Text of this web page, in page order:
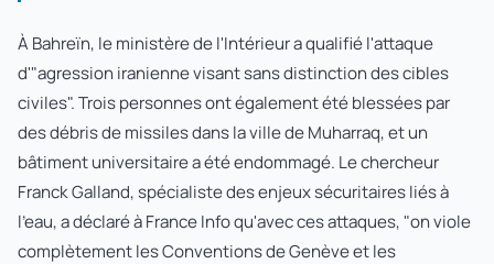
À Bahreïn, le ministère de l'Intérieur a qualifié l'attaque
d'"agression iranienne visant sans distinction des cibles
civiles". Trois personnes ont également été blessées par
des débris de missiles dans la ville de Muharraq, et un
bâtiment universitaire a été endommagé. Le chercheur
Franck Galland, spécialiste des enjeux sécuritaires liés à
l'eau, a déclaré à France Info qu'avec ces attaques, "on viole
complètement les Conventions de Genève et les